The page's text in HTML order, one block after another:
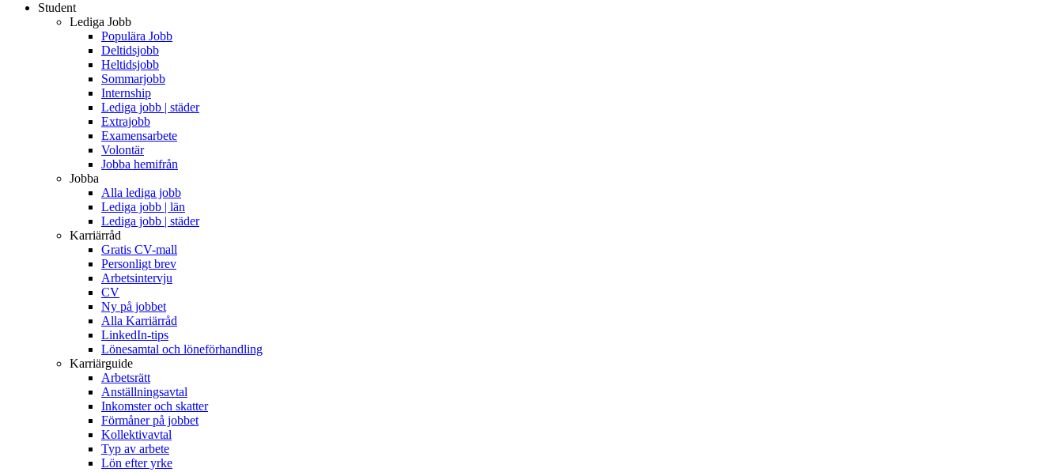
Student
Lediga Jobb
Populära Jobb
Deltidsjobb
Heltidsjobb
Sommarjobb
Internship
Lediga jobb | städer
Extrajobb
Examensarbete
Volontär
Jobba hemifrån
Jobba
Alla lediga jobb
Lediga jobb | län
Lediga jobb | städer
Karriärråd
Gratis CV-mall
Personligt brev
Arbetsintervju
CV
Ny på jobbet
Alla Karriärråd
LinkedIn-tips
Lönesamtal och löneförhandling
Karriärguide
Arbetsrätt
Anställningsavtal
Inkomster och skatter
Förmåner på jobbet
Kollektivavtal
Typ av arbete
Lön efter yrke